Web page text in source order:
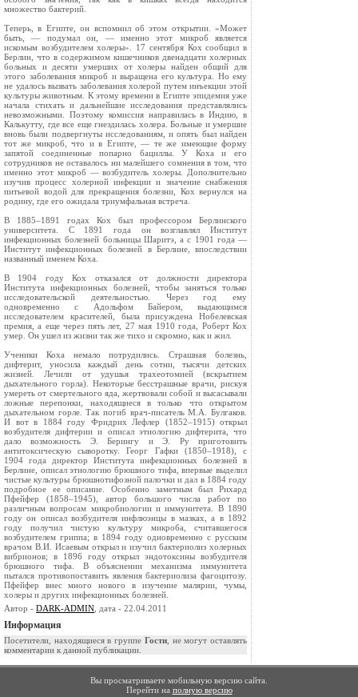
множество бактерий.
Теперь, в Египте, он вспомнил об этом открытии. «Может
быть, — подумал он, — именно этот микроб является
искомым возбудителем холеры». 17 сентября Кох сообщил в
Берлин, что в содержимом кишечников двенадцати холерных
больных и десяти умерших от холеры найден общий для
этого заболевания микроб и выращена его культура. Но ему
не удалось вызвать заболевания холерой путем инъекции этой
культуры животным. К этому времени в Египте эпидемия уже
начала стихать и дальнейшие исследования представлялись
невозможными. Поэтому комиссия направилась в Индию, в
Калькутту, где все еще гнездилась холера. Больные и умершие
вновь были подвергнуты исследованиям, и опять был найден
тот же микроб, что и в Египте, — те же имеющие форму
запятой соединенные попарно бациллы. У Коха и его
сотрудников не оставалось ни малейшего сомнения в том, что
именно этот микроб — возбудитель холеры. Дополнительно
изучив процесс холерной инфекции и значение снабжения
питьевой водой для прекращения болезни, Кох вернулся на
родину, где его ожидала триумфальная встреча.
В 1885–1891 годах Кох был профессором Берлинского
университета. С 1891 года он возглавлял Институт
инфекционных болезней больницы Шаритэ, а с 1901 года —
Институт инфекционных болезней в Берлине, впоследствии
названный именем Коха.
В 1904 году Кох отказался от должности директора
Института инфекционных болезней, чтобы заняться только
исследовательской деятельностью. Через год ему
одновременно с Адольфом Байером, выдающимся
исследователем красителей, была присуждена Нобелевская
премия, а еще через пять лет, 27 мая 1910 года, Роберт Кох
умер. Он ушел из жизни так же тихо и скромно, как и жил.
Ученики Коха немало потрудились. Страшная болезнь,
дифтерит, уносила каждый день сотни, тысячи детских
жизней. Лечили от удушья трахеотомией (вскрытием
дыхательного горла). Некоторые бесстрашные врачи, рискуя
умереть от смертельного яда, жертвовали собой и высасывали
ложные перепонки, находящиеся в только что открытом
дыхательном горле. Так погиб врач-писатель М.А. Булгаков.
И вот в 1884 году Фридрих Лефлер (1852–1915) открыл
возбудителя дифтерии и описал этиологию дифтерита, что
дало возможность Э. Берингу и Э. Ру приготовить
антитоксическую сыворотку. Георг Гафки (1850–1918), с
1904 года директор Института инфекционных болезней в
Берлине, описал этиологию брюшного тифа, впервые выделил
чистые культуры брюшнотифозной палочки и дал в 1884 году
подробное ее описание. Особенно заметным был Рихард
Пфейфер (1858–1945), автор большого числа работ по
различным вопросам микробиологии и иммунитета. В 1890
году он описал возбудителя инфлюэнцы в мазках, а в 1892
году получил чистую культуру микроба, считавшегося
возбудителем гриппа; в 1894 году одновременно с русским
врачом В.И. Исаевым открыл и изучил бактериолиз холерных
вибрионов; в 1896 году открыл эндотоксины возбудителя
брюшного тифа. В объяснении механизма иммунитета
пытался противопоставить явления бактериолиза фагоцитозу.
Пфейфер внес много нового в изучение малярии, чумы,
холеры и других инфекционных болезней.
Автор - DARK-ADMIN , дата - 22.04.2011
Информация
Посетители, находящиеся в группе Гости, не могут оставлять
комментарии к данной публикации.
Вы просматриваете мобильную версию сайта.
Перейти на полную версию